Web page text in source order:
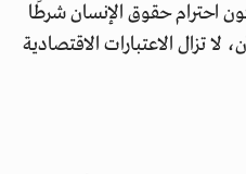
احترام حقوق الإنسان شرطًا
تزال الاعتبارات الاقتصادية